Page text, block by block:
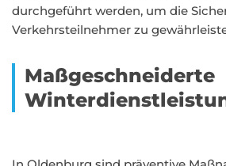
durchgeführt werden, um die
Verkehrsteilnehmer zu
Maßgeschneiderte